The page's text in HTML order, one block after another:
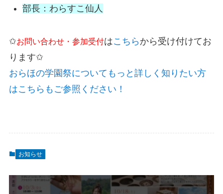
部長：わらすこ仙人
✩お問い合わせ・参加受付はこちら から受け付けてお
ります✩
おらほの学園祭についてもっと詳しく知りたい方
はこちらもご参照ください！
お知らせ